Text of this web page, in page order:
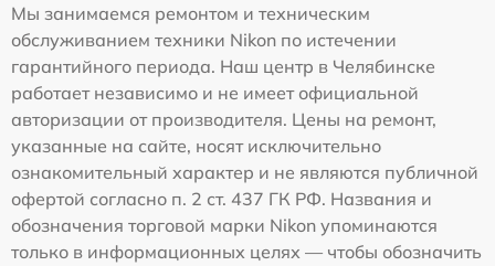
Мы занимаемся ремонтом и техническим
обслуживанием техники Nikon по истечении
гарантийного периода. Наш центр в Челябинске
работает независимо и не имеет официальной
авторизации от производителя. Цены на ремонт,
указанные на сайте, носят исключительно
ознакомительный характер и не являются публичной
офертой согласно п. 2 ст. 437 ГК РФ. Названия и
обозначения торговой марки Nikon упоминаются
только в информационных целях — чтобы обозначить